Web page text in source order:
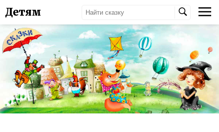
Детям